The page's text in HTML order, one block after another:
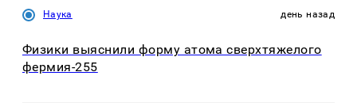
Наука день назад
Физики выяснили форму атома сверхтяжелого
фермия-255